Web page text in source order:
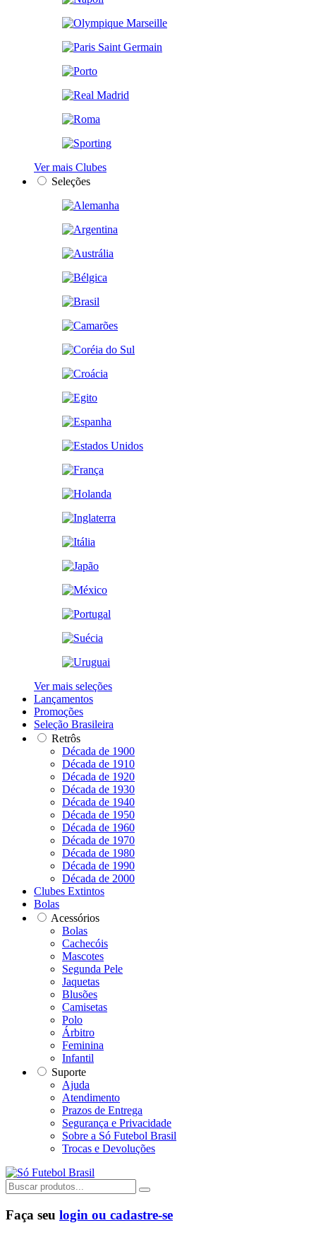
Ver mais Clubes
Seleções
Ver mais seleções
Lançamentos
Promoções
Seleção Brasileira
Retrôs
Década de 1900
Década de 1910
Década de 1920
Década de 1930
Década de 1940
Década de 1950
Década de 1960
Década de 1970
Década de 1980
Década de 1990
Década de 2000
Clubes Extintos
Bolas
Acessórios
Bolas
Cachecóis
Mascotes
Segunda Pele
Jaquetas
Blusões
Camisetas
Polo
Árbitro
Feminina
Infantil
Suporte
Ajuda
Atendimento
Prazos de Entrega
Segurança e Privacidade
Sobre a Só Futebol Brasil
Trocas e Devoluções
Faça seu login ou cadastre-se